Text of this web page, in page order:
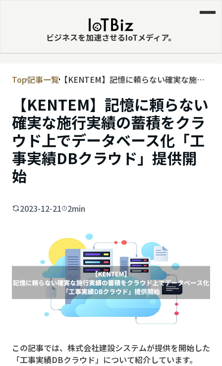
ビジネスを加速させるIoTメディア。
MVNE
エッジ
LPWA
DaaS
IaaS
PaaS
スマート漁業
VPN
Top記事一覧【KENTEM】記憶に頼らない確実な施行
化「工事実績DBクラウド」提供開始
【KENTEM】記憶に頼らない
確実な施行実績の蓄積をクラ
ウド上でデータベース化「工
事実績DBクラウド」提供開
始
2023-12-21 2min
この記事では、株式会社建設システムが提供を開始した
「工事実績DBクラウド」について紹介しています。